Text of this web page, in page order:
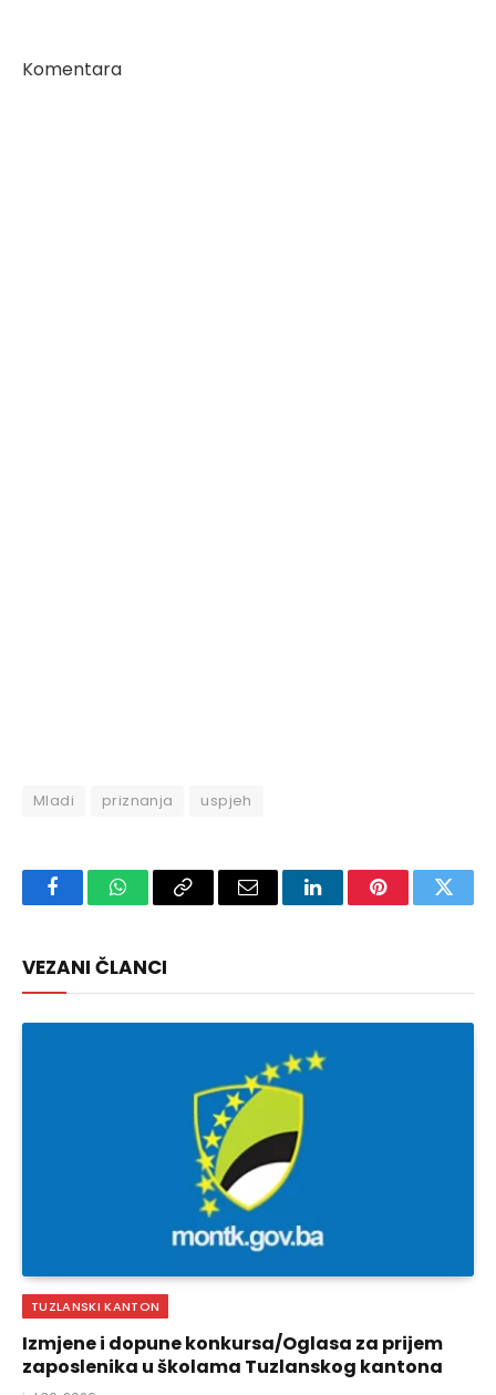
Komentara
Mladi priznanja uspjeh
FacebookWhatsAppCopy
Email LinkedInPinterest
VEZANI ČLANCI
TUZLANSKI KANTON
Izmjene i dopune konkursa/Oglasa za prijem
zaposlenika u školama Tuzlanskog kantona